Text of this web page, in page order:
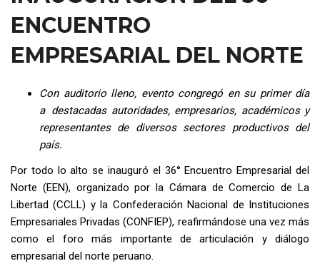
ENCUENTRO
EMPRESARIAL DEL NORTE
Con auditorio lleno, evento congregó en su primer día
a destacadas autoridades, empresarios, académicos y
representantes de diversos sectores productivos del
país.
Por todo lo alto se inauguró el 36° Encuentro Empresarial del
Norte (EEN), organizado por la Cámara de Comercio de La
Libertad (CCLL) y la Confederación Nacional de Instituciones
Empresariales Privadas (CONFIEP), reafirmándose una vez más
como el foro más importante de articulación y diálogo
empresarial del norte peruano.